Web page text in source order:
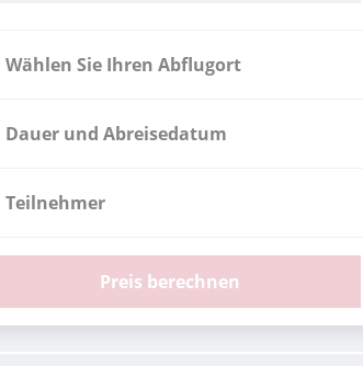
Wählen Sie Ihren Abflugort
Dauer und Abreisedatum
Teilnehmer
Preis berechnen